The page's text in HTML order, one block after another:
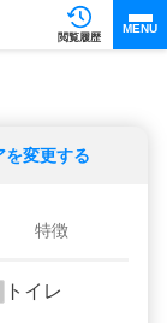
閲覧履歴
MENU
を変更する
特徴
トイレ